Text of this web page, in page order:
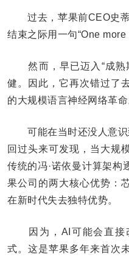
过去，苹果前CEO史蒂
结束之际用一句“One more
然而，早已迈入“成熟
健。因此，它再次错过了
的大规模语言神经网络革命
可能在当时还没人意识
回过头来可发现，当大规
传统的冯·诺依曼计算架构
果公司的两大核心优势：
在新时代失去独特优势。
因为，AI可能会直接
式。这是苹果多年来首次